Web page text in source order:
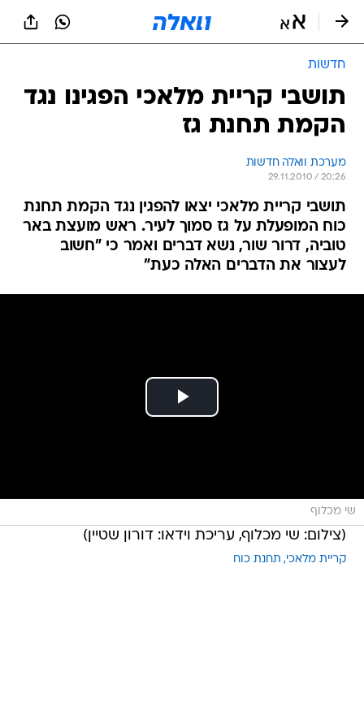
חדשות
תושבי קריית מלאכי הפגינו נגד
הקמת תחנת גז
מערכת וואלה חדשות
29.11.2010 / 20:26
תושבי קריית מלאכי יצאו להפגין נגד הקמת תחנת
כוח המופעלת על גז סמוך לעיר. ראש מועצת באר
טוביה, דרור שור, נשא דברים ואמר כי "חשוב
לעצור את הדברים האלה כעת"
שי מכלוף
(צילום: שי מכלוף, עריכת וידאו: דורון שטיין)
קריית מלאכי תחנת כוח